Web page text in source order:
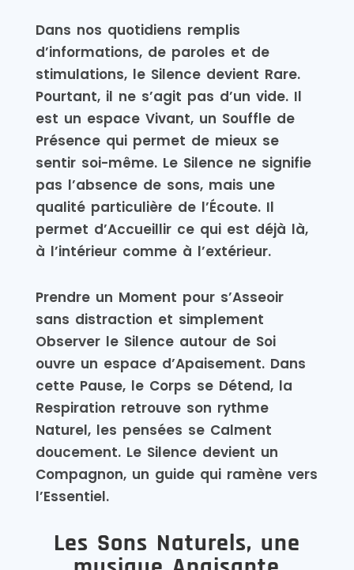
Dans nos quotidiens remplis
d’informations, de paroles et de
stimulations, le Silence devient Rare.
Pourtant, il ne s’agit pas d’un vide. Il
est un espace Vivant, un Souffle de
Présence qui permet de mieux se
sentir soi-même. Le Silence ne signifie
pas l’absence de sons, mais une
qualité particulière de l’Écoute. Il
permet d’Accueillir ce qui est déjà là,
à l’intérieur comme à l’extérieur.
Prendre un Moment pour s’Asseoir
sans distraction et simplement
Observer le Silence autour de Soi
ouvre un espace d’Apaisement. Dans
cette Pause, le Corps se Détend, la
Respiration retrouve son rythme
Naturel, les pensées se Calment
doucement. Le Silence devient un
Compagnon, un guide qui ramène vers
l’Essentiel.
Les Sons Naturels, une